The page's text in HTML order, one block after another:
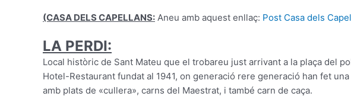
(CASA DELS CAPELLANS: Aneu amb aquest enllaç: Post Casa dels
LA PERDI:
Local històric de Sant Mateu que el trobareu just arrivant a la plaça del
Hotel-Restaurant fundat al 1941, on generació rere generació han fet
amb plats de «cullera», carns del Maestrat, i també carn de caça.